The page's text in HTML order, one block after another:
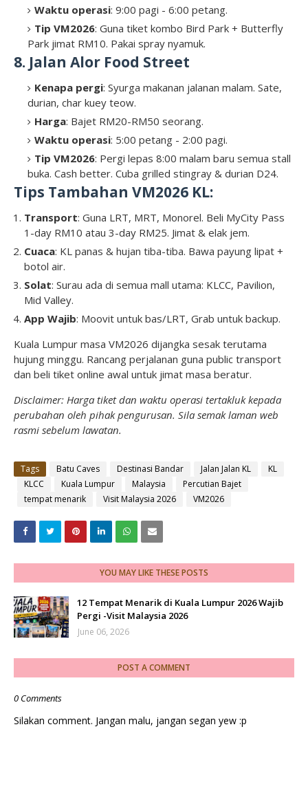
Waktu operasi: 9:00 pagi - 6:00 petang.
Tip VM2026: Guna tiket kombo Bird Park + Butterfly
Park jimat RM10. Pakai spray nyamuk.
8. Jalan Alor Food Street
Kenapa pergi: Syurga makanan jalanan malam. Sate,
durian, char kuey teow.
Harga: Bajet RM20-RM50 seorang.
Waktu operasi: 5:00 petang - 2:00 pagi.
Tip VM2026: Pergi lepas 8:00 malam baru semua stall
buka. Cash better. Cuba grilled stingray & durian D24.
Tips Tambahan VM2026 KL:
Transport: Guna LRT, MRT, Monorel. Beli MyCity Pass
1-day RM10 atau 3-day RM25. Jimat & elak jem.
Cuaca: KL panas & hujan tiba-tiba. Bawa payung lipat +
botol air.
Solat: Surau ada di semua mall utama: KLCC, Pavilion,
Mid Valley.
App Wajib: Moovit untuk bas/LRT, Grab untuk backup.
Kuala Lumpur masa VM2026 dijangka sesak terutama
hujung minggu. Rancang perjalanan guna public transport
dan beli tiket online awal untuk jimat masa beratur.
Disclaimer: Harga tiket dan waktu operasi tertakluk kepada
perubahan oleh pihak pengurusan. Sila semak laman web
rasmi sebelum lawatan.
Tags Batu Caves Destinasi Bandar Jalan Jalan KL
KL
KLCC
Kuala Lumpur Malaysia
Percutian Bajet
tempat menarik
Visit Malaysia 2026 VM2026
YOU MAY LIKE THESE POSTS
12 Tempat Menarik di Kuala Lumpur 2026 Wajib
Pergi -Visit Malaysia 2026
June 06, 2026
POST A COMMENT
0 Comments
Silakan comment. Jangan malu, jangan segan yew :p